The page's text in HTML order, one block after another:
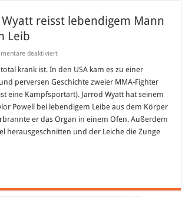
Wyatt reisst lebendigem Mann
Leib
deaktiviertfür
Fighter
reisst
lebendigem
Mann
Herz
aus
dem
Leib
krank ist. In den USA kam es zu einer
perversen Geschichte zweier MMA-Fighter
eine Kampfsportart). Jarrod Wyatt hat seinem
Powell bei lebendigem Leibe aus dem Körper
er das Organ in einem Ofen. Außerdem
herausgeschnitten und der Leiche die Zunge